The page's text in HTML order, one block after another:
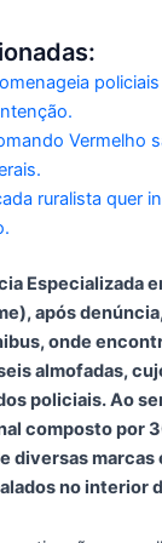
Vermelho
ruralista quer
Especializada
após
onde
almofadas,
policiais. Ao
composto por
diversas marcas
no interior